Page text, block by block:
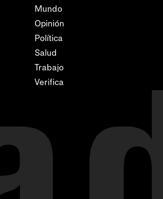
Mundo
Opinión
Política
Salud
Trabajo
Verifica